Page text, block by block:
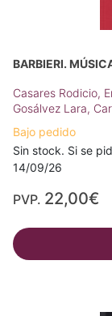
BARBIERI.
Casares Rodicio,
Gosálvez Lara,
Bajo pedido
Sin stock. Si se
14/09/26
PVP. 22,00€